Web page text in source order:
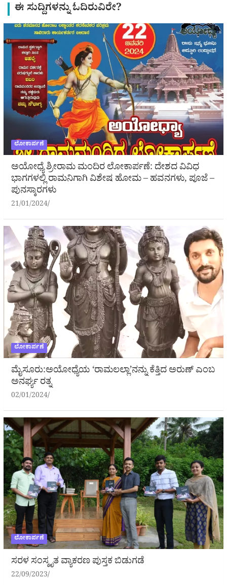
ಈ ಸುದ್ದಿಗಳನ್ನು ಓದಿರುವಿರೇ?
ಲೋಕಾರ್ಪಣೆ
ಅಯೋಧ್ಯೆ ಶ್ರೀರಾಮ ಮಂದಿರ ಲೋಕಾರ್ಪಣೆ: ದೇಶದ ವಿವಿಧ
ಭಾಗಗಳಲ್ಲಿ ರಾಮನಿಗಾಗಿ ವಿಶೇಷ ಹೋಮ – ಹವನಗಳು, ಪೂಜೆ –
ಪುನಸ್ಕಾರಗಳು
21/01/2024
ಲೋಕಾರ್ಪಣೆ
ಮೈಸೂರು:ಅಯೋಧ್ಯೆಯ ‘ರಾಮಲಲ್ಲಾ’ನನ್ನು ಕೆತ್ತಿದ ಅರುಣ್ ಎಂಬ
ಅನರ್ಘ್ಯ ರತ್ನ
02/01/2024
ಲೋಕಾರ್ಪಣೆ
ಸರಳ ಸಂಸ್ಕೃತ ವ್ಯಾಕರಣ ಪುಸ್ತಕ ಬಿಡುಗಡೆ
22/09/2023